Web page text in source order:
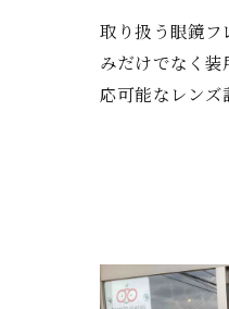
取り扱う眼鏡フ
みだけでなく
応可能なレンズ